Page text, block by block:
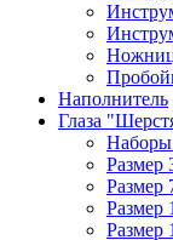
Наполнитель
Глаза
Наборы
Размер
Размер
Размер
Размер